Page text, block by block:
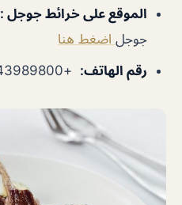
الموقع على خرائط جوجل :
جوجل اضغط هنا
رقم الهاتف:
+97143989800